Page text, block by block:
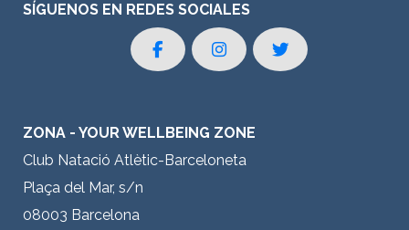
SÍGUENOS EN REDES SOCIALES
ZONA - YOUR WELLBEING ZONE
Club Natació Atlètic-Barceloneta
Plaça del Mar, s/n
08003 Barcelona